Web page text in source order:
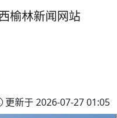
更新于 2026-07-27 01:05